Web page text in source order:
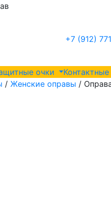
+7 (912)
очки
/ Женские оправы /